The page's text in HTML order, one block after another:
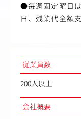
●毎週固定曜日
日、残業代全額
従業員数
200人以上
会社概要